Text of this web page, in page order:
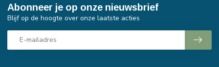
Abonneer je op onze nieuwsbrief
Blijf op de hoogte over onze laatste acties